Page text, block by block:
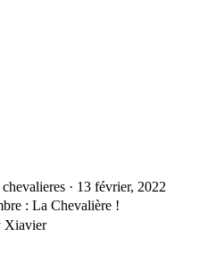
chevalieres· 13 février, 2022
: La Chevalière !
Xiavier